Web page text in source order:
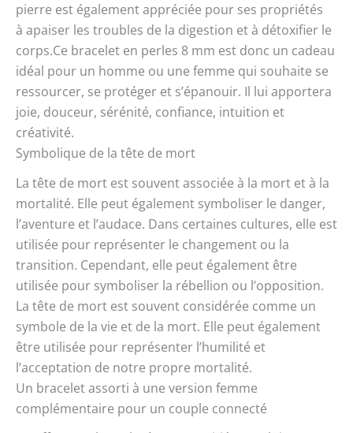
pierre est également appréciée pour ses propriétés
à apaiser les troubles de la digestion et à détoxifier le
corps.Ce bracelet en perles 8 mm est donc un cadeau
idéal pour un homme ou une femme qui souhaite se
ressourcer, se protéger et s’épanouir. Il lui apportera
joie, douceur, sérénité, confiance, intuition et
créativité.
Symbolique de la tête de mort
La tête de mort est souvent associée à la mort et à la
mortalité. Elle peut également symboliser le danger,
l’aventure et l’audace. Dans certaines cultures, elle est
utilisée pour représenter le changement ou la
transition. Cependant, elle peut également être
utilisée pour symboliser la rébellion ou l’opposition.
La tête de mort est souvent considérée comme un
symbole de la vie et de la mort. Elle peut également
être utilisée pour représenter l’humilité et
l’acceptation de notre propre mortalité.
Un bracelet assorti à une version femme
complémentaire pour un couple connecté